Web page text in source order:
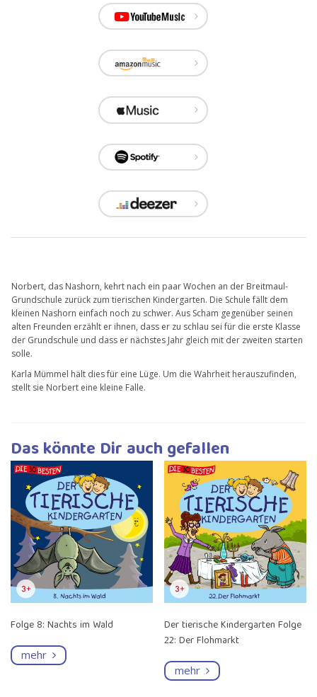
Norbert, das Nashorn, kehrt nach ein paar Wochen an der Breitmaul-
Grundschule zurück zum tierischen Kindergarten. Die Schule fällt dem
kleinen Nashorn einfach noch zu schwer. Aus Scham gegenüber seinen
alten Freunden erzählt er ihnen, dass er zu schlau sei für die erste Klasse
der Grundschule und dass er nächstes Jahr gleich mit der zweiten starten
solle.
Karla Mümmel hält dies für eine Lüge. Um die Wahrheit herauszufinden,
stellt sie Norbert eine kleine Falle.
Das könnte Dir auch gefallen
Folge 8: Nachts im Wald
mehr
Der tierische Kindergarten Folge
22: Der Flohmarkt
mehr